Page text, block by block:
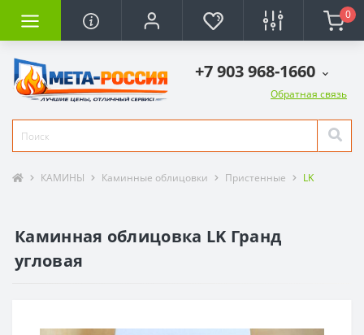
0
+7 903 968-1660
Обратная связь
КАМИНЫ Каминные облицовки Пристенные LK
Каминная облицовка LK Гранд
угловая